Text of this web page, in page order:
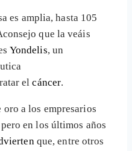
es amplia, hasta 105
que la veáis
Yondelis, un
elcáncer.
oro a los empresarios
en los últimos años
que, entre otros